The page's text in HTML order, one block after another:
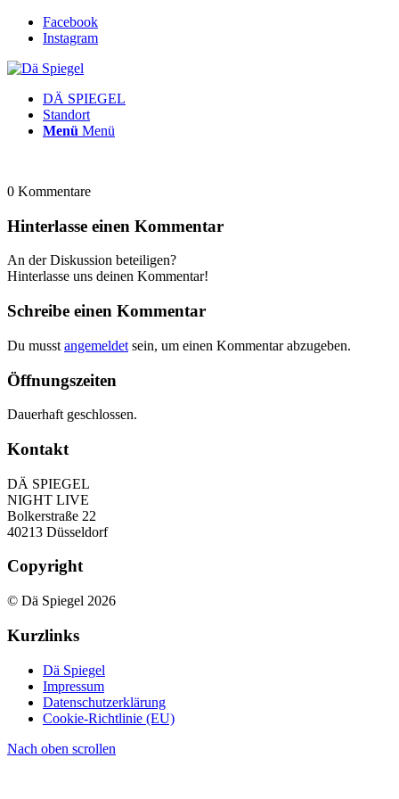
Facebook
Instagram
DÄ SPIEGEL
Standort
Menü Menü
0 Kommentare
Hinterlasse einen Kommentar
An der Diskussion beteiligen?
Hinterlasse uns deinen Kommentar!
Schreibe einen Kommentar
Du musst angemeldet sein, um einen Kommentar abzugeben.
Öffnungszeiten
Dauerhaft geschlossen.
Kontakt
DÄ SPIEGEL
NIGHT LIVE
Bolkerstraße 22
40213 Düsseldorf
Copyright
© Dä Spiegel 2026
Kurzlinks
Dä Spiegel
Impressum
Datenschutzerklärung
Cookie-Richtlinie (EU)
Nach oben scrollen